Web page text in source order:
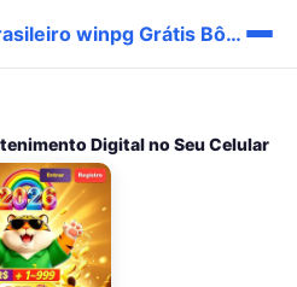
💎 winpg Rápido Brasileiro winpg Grátis Bônus Baixar ⚡
Digital no Seu Celular